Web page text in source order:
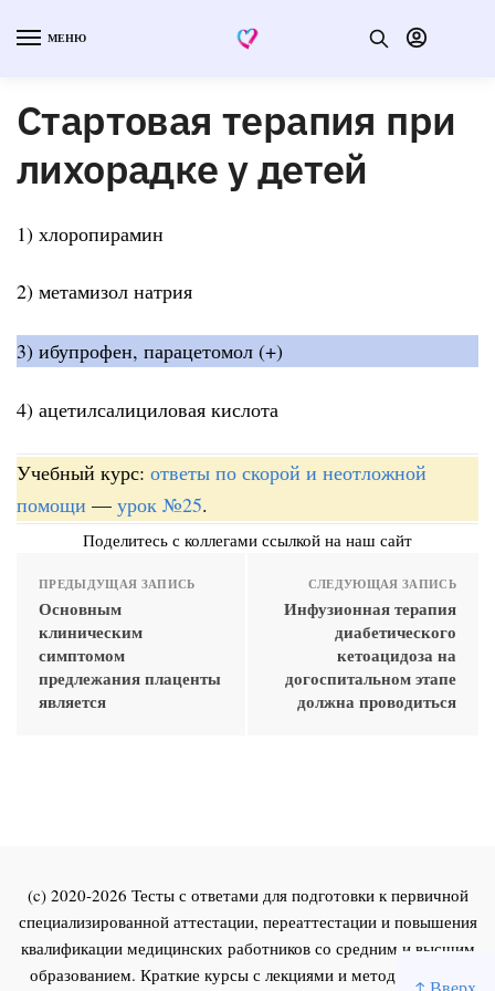
МЕНЮ
Стартовая терапия при
лихорадке у детей
1) хлоропирамин
2) метамизол натрия
3) ибупрофен, парацетомол (+)
4) ацетилсалициловая кислота
Учебный курс: ответы по скорой и неотложной
помощи — урок №25.
Поделитесь с коллегами ссылкой на наш сайт
ПРЕДЫДУЩАЯ ЗАПИСЬ
Основным
клиническим
симптомом
предлежания плаценты
является
СЛЕДУЮЩАЯ ЗАПИСЬ
Инфузионная терапия
диабетического
кетоацидоза на
догоспитальном этапе
должна проводиться
(c) 2020-2026 Тесты с ответами для подготовки к первичной
специализированной аттестации, переаттестации и повышения
квалификации медицинских работников со средним и высшим
образованием. Краткие курсы с лекциями и методическими